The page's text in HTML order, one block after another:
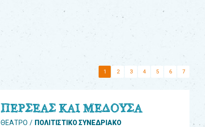
1 2 3 4 5 6 7
ΠΕΡΣΕΑΣ ΚΑΙ ΜΕΔΟΥΣΑ
ΘΕΑΤΡΟ
ΠΟΛΙΤΙΣΤΙΚΟ ΣΥΝΕΔΡΙΑΚΟ